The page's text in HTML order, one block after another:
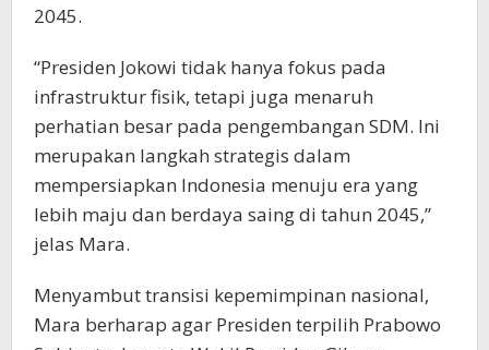
2045.
“Presiden Jokowi tidak hanya fokus pada
infrastruktur fisik, tetapi juga menaruh
perhatian besar pada pengembangan SDM. Ini
merupakan langkah strategis dalam
mempersiapkan Indonesia menuju era yang
lebih maju dan berdaya saing di tahun 2045,”
jelas Mara.
Menyambut transisi kepemimpinan nasional,
Mara berharap agar Presiden terpilih Prabowo